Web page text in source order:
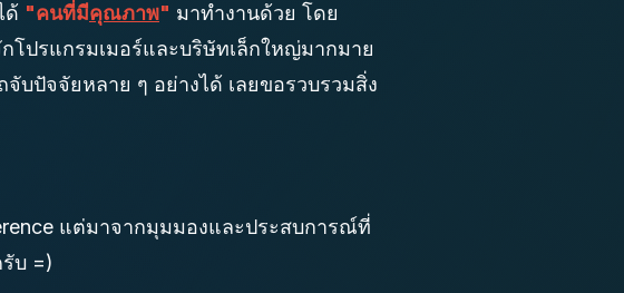
ด้ "คนที่มีคุณภาพ" มาทำงานด้วย โดย
โปรแกรมเมอร์และบริษัทเล็กใหญ่มากมาย
บปัจจัยหลาย ๆ อย่างได้ เลยขอรวบรวมสิ่ง
แต่มาจากมุมมองและประสบการณ์ที่
บ =)